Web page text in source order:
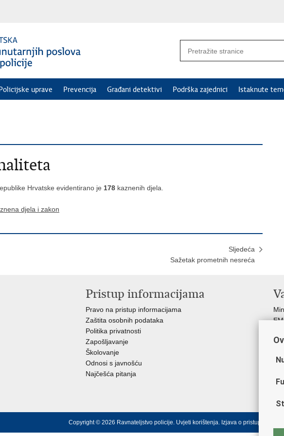
uprave Prevencija Građani detektivi Podrška zajednici Istaknute
Hrvatske evidentirano je 178 kaznenih djela.
djela i zakon
Sljedeća
Sažetak prometnih nesreća
Pristup informacijama
Pravo na pristup informacijama
Zaštita osobnih podataka
Politika privatnosti
Zapošljavanje
Školovanje
Odnosi s javnošću
Najčešća pitanja
Copyright © 2026 Ravnateljstvo policije. Uvjeti korištenja. Izjava o pristupačnosti